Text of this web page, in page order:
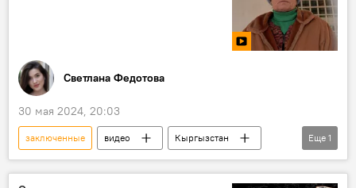
Светлана Федотова
30 мая 2024, 20:03
заключенные видео
Кыргызстан
женская колония
Еще 1